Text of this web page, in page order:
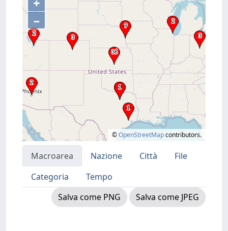
–
©OpenStreetMapcontributors.
Macroarea Nazione Città
File
Categoria
Tempo
Salva come PNG
Salva come JPEG